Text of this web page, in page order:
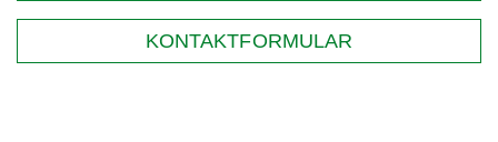
KONTAKTFORMULAR